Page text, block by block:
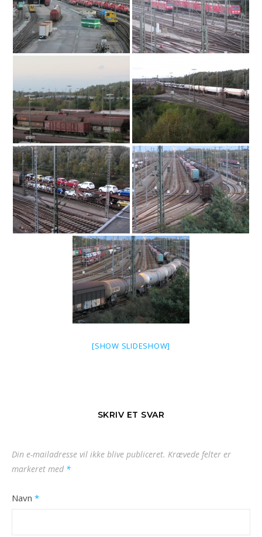
[SHOW SLIDESHOW]
SKRIV ET SVAR
Din e-mailadresse vil ikke blive publiceret. Krævede felter er
markeret med *
Navn *